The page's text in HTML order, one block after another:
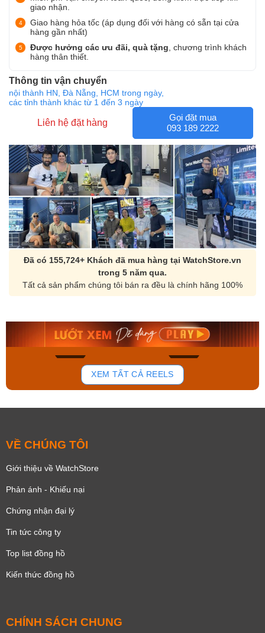
giao nhận.
Giao hàng hỏa tốc (áp dụng đối với hàng có sẵn tại cửa
hàng gần nhất)
Được hưởng các ưu đãi, quà tặng , chương trình khách
hàng thân thiết.
Thông tin vận chuyển
nội thành HN, Đà Nẵng, HCM trong ngày,
các tỉnh thành khác từ 1 đến 3 ngày
Liên hệ đặt hàng
Gọi đặt mua
093 189 2222
Đã có 155,724+ Khách đã mua hàng tại WatchStore.vn
trong 5 năm qua.
Tất cả sản phẩm chúng tôi bán ra đều là chính hãng 100%
179
Orient Nam RA-
Mua ngay
Casio Nam MTS-
Mua ngay
XEM TẤT CẢ REELS
VỀ CHÚNG TÔI
Giới thiệu về WatchStore
Phản ánh - Khiếu nại
Chứng nhận đại lý
Tin tức công ty
Top list đồng hồ
Kiến thức đồng hồ
CHÍNH SÁCH CHUNG